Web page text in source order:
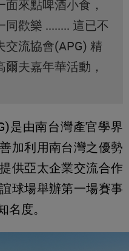
來點啤酒小食，
歡樂 ........ 這已不
流協會(APG) 精
夫嘉年華活動，
加利用南台灣之優勢
供亞太企業交流合作
球場舉辦第一場賽事
度。